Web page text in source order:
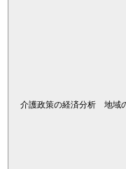
介護政策の経済分析 地域